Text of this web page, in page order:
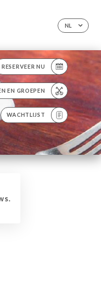
NL
RESERVEER NU
EN GROEPEN
WACHTLIJST